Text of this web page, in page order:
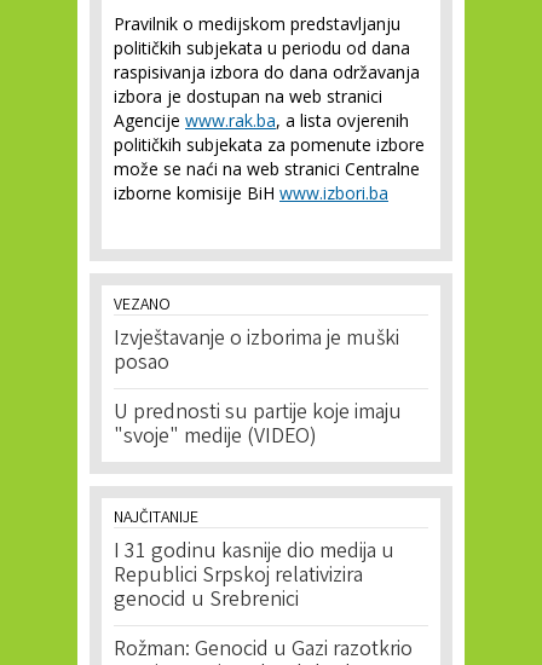
Pravilnik o medijskom predstavljanju
političkih subjekata u periodu od dana
raspisivanja izbora do dana održavanja
izbora je dostupan na web stranici
Agencije www.rak.ba, a lista ovjerenih
političkih subjekata za pomenute izbore
može se naći na web stranici Centralne
izborne komisije BiH www.izbori.ba
VEZANO
Izvještavanje o izborima je muški
posao
U prednosti su partije koje imaju
"svoje" medije (VIDEO)
NAJČITANIJE
I 31 godinu kasnije dio medija u
Republici Srpskoj relativizira
genocid u Srebrenici
Rožman: Genocid u Gazi razotkrio